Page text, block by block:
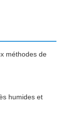
méthodes de
humides et